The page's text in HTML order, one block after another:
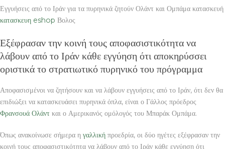
Εγγυήσεις από το Ιράν για τα πυρηνικά ζητούν Ολάντ και Ομπάμα κατασκευή
κατασκευη eshop Βολος
Εξέφρασαν την κοινή τους αποφασιστικότητα να
λάβουν από το Ιράν κάθε εγγύηση ότι αποκηρύσσει
οριστικά το στρατιωτικό πυρηνικό του πρόγραμμα
Αποφασισμένοι να ζητήσουν και να λάβουν εγγυήσεις από το Ιράν, ότι δεν θα
επιδιώξει να κατασκευάσει πυρηνικά όπλα, είναι ο Γάλλος πρόεδρος
Φρανσουά Ολάντ και ο Αμερικανός ομόλογός του Μπαράκ Ομπάμα.
Όπως ανακοίνωσε σήμερα η γαλλική προεδρία, οι δύο ηγέτες εξέφρασαν την
κοινή τους αποφασιστικότητα να λάβουν από το Ιράν κάθε εγγύηση ότι